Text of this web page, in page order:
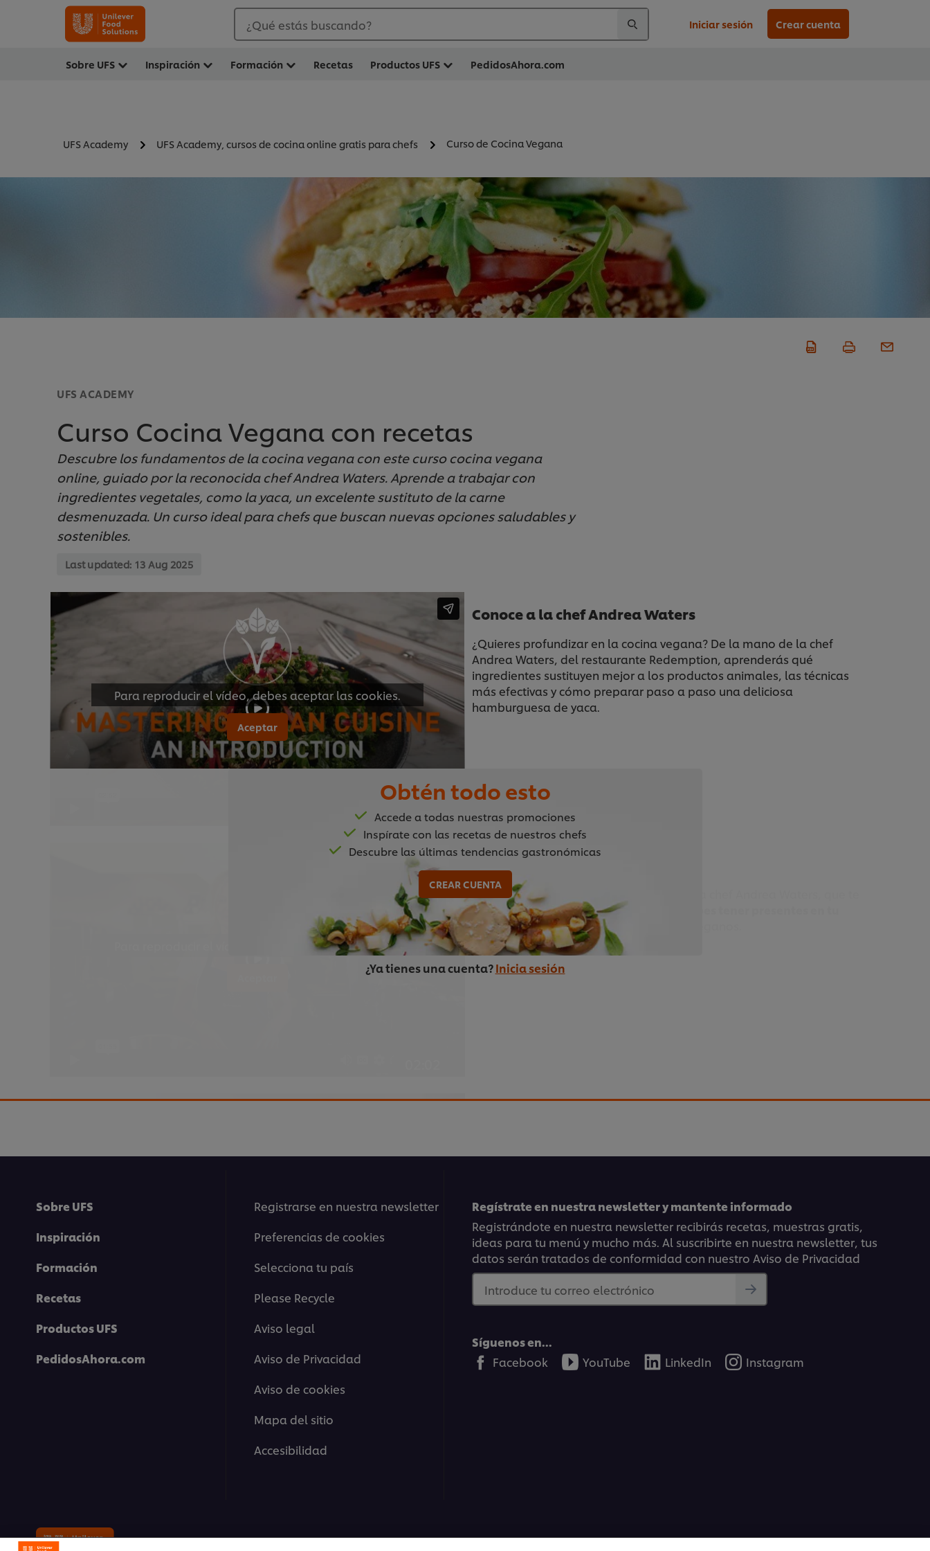
¿Qué estás buscando? Iniciar sesión Crear cuenta
Sobre UFS Inspiración Formación Recetas Productos UFS PedidosAhora.com
UFS Academy UFS Academy, cursos de cocina online gratis para chefs Curso de Cocina Vegana
UFS ACADEMY
Curso Cocina Vegana con recetas
Descubre los fundamentos de la cocina vegana con este curso cocina vegana
online, guiado por la reconocida chef Andrea Waters. Aprende a trabajar con
ingredientes vegetales, como la yaca, un excelente sustituto de la carne
desmenuzada. Un curso ideal para chefs que buscan nuevas opciones saludables y
sostenibles.
Last updated: 13 Aug 2025
Para reproducir el vídeo, debes aceptar las cookies.
Aceptar
02:52
Conoce a la chef Andrea Waters
¿Quieres profundizar en la cocina vegana? De la mano de la chef
Andrea Waters, del restaurante Redemption, aprenderás qué
ingredientes sustituyen mejor a los productos animales, las técnicas
más efectivas y cómo preparar paso a paso una deliciosa
hamburguesa de yaca.
Para reproducir el vídeo, debes aceptar las cookies.
Los utensilios adecuados
Domina el arte de la cocina vegana con la chef Andrea Waters, que te
explica losutensilios necesarios
cocinapara preparar deliciosos platos veganos.
crear platos veganos innovadoresy llenos de sabor.
Para reproducir el vídeo, debes aceptar las cookies.
Preparación y técnicas
Obtén todo esto
Accede a todas nuestras promociones
Inspírate con las recetas de nuestros chefs
Descubre las últimas tendencias gastronómicas
CREAR CUENTA
¿Ya tienes una cuenta?Inicia sesión
Sobre UFS
Inspiración
Formación
Recetas
Productos UFS
PedidosAhora.com
Registrarse en nuestra newsletter
Preferencias de cookies
Selecciona tu país
Please Recycle
Aviso legal
Aviso de Privacidad
Aviso de cookies
Mapa del sitio
Accesibilidad
Regístrate en nuestra newsletter y mantente informado
Registrándote en nuestra newsletter recibirás recetas, muestras gratis,
ideas para tu menú y mucho más. Al suscribirte en nuestra newsletter, tus
datos serán tratados de conformidad con nuestro Aviso de Privacidad
Introduce tu correo electrónico
Síguenos en...
Facebook
YouTube LinkedIn Instagram